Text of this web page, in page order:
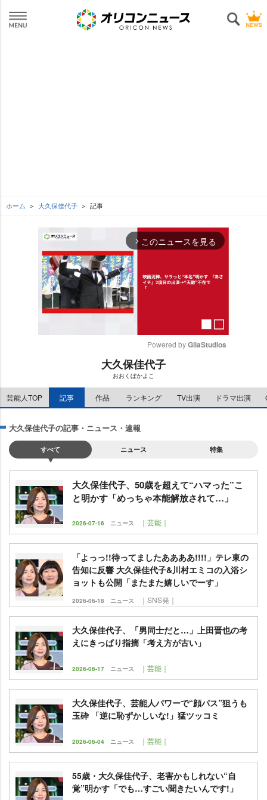
ホーム 大久保佳代子 記事
arrow_forward_ios このニュースを見る
e
Powered by GliaStudios
大久保佳代子
おおくぼかよこ
芸能人TOP 記事 作品 ランキング TV出演 ドラマ出演
大久保佳代子の記事・ニュース・速報
すべて ニュース 特集
大久保佳代子、50歳を超えて“ハマった”こ
と明かす「めっちゃ本能解放されて…」
2026-07-16 ニュース ｜芸能｜
「よっっ!!待ってましたああああ!!!!」テレ東の
告知に反響 大久保佳代子&川村エミコの入浴シ
ョットも公開「またまた嬉しいでーす」
2026-06-18 ニュース ｜SNS発｜
大久保佳代子、「男同士だと…」上田晋也の考
えにきっぱり指摘「考え方が古い」
2026-06-17 ニュース ｜芸能｜
大久保佳代子、芸能人パワーで“顔パス”狙うも
玉砕 「逆に恥ずかしいな!」猛ツッコミ
2026-06-04 ニュース ｜芸能｜
55歳・大久保佳代子、老害かもしれない“自
覚”明かす「でも…すごい聞きたいんです!」